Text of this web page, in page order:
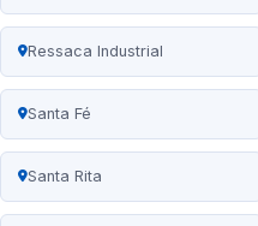
Ressaca Industrial
Santa Fé
Santa Rita